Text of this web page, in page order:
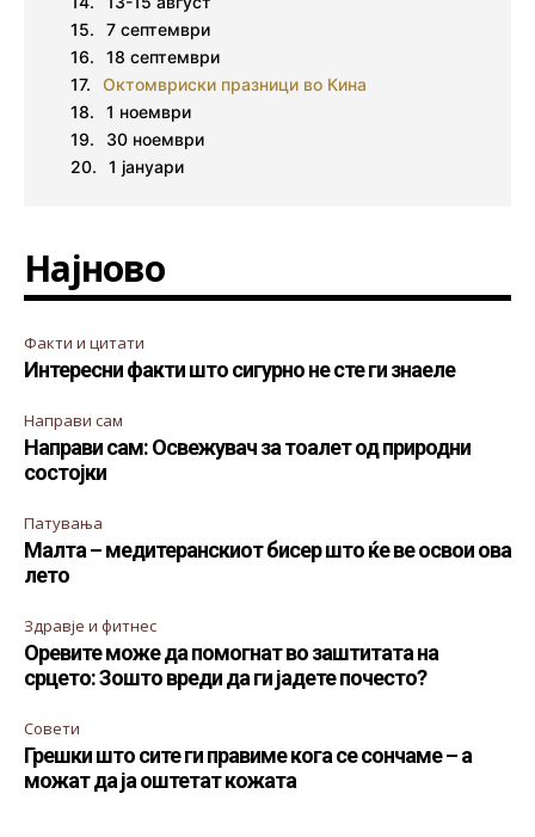
7 септември
18 септември
Октомвриски празници во Кина
1 ноември
30 ноември
1 јануари
Најново
Факти и цитати
Интересни факти што сигурно не сте ги знаеле
Направи сам
Направи сам: Освежувач за тоалет од природни
состојки
Патувања
Малта – медитеранскиот бисер што ќе ве освои ова
лето
Здравје и фитнес
Оревите може да помогнат во заштитата на
срцето: Зошто вреди да ги јадете почесто?
Совети
Грешки што сите ги правиме кога се сончаме – а
можат да ја оштетат кожата